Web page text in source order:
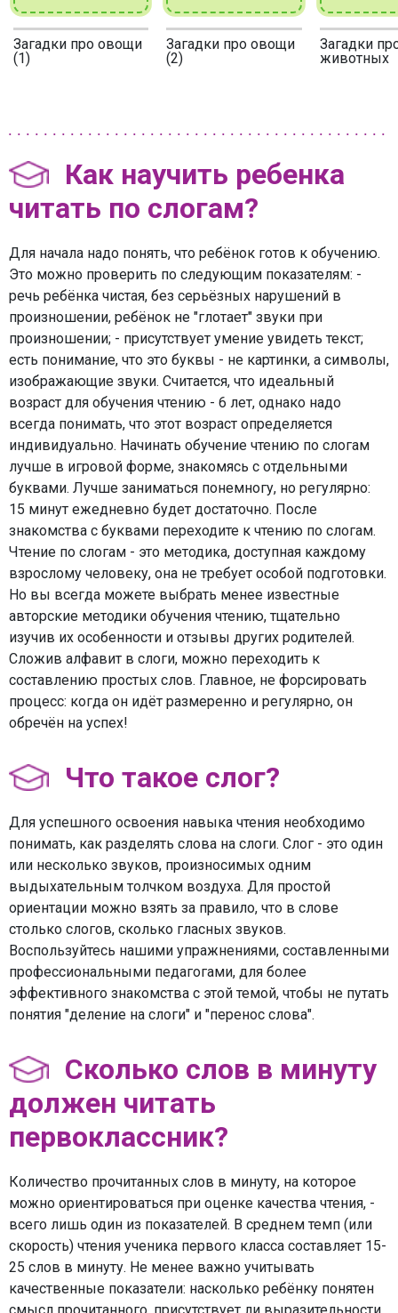
Загадки про овощи
(1)
Загадки про овощи
(2)
Загадки
животных
Как научить ребенка
читать по слогам?
Для начала надо понять, что ребёнок готов к обучению.
Это можно проверить по следующим показателям: -
речь ребёнка чистая, без серьёзных нарушений в
произношении, ребёнок не "глотает" звуки при
произношении; - присутствует умение увидеть текст;
есть понимание, что это буквы - не картинки, а символы,
изображающие звуки. Считается, что идеальный
возраст для обучения чтению - 6 лет, однако надо
всегда понимать, что этот возраст определяется
индивидуально. Начинать обучение чтению по слогам
лучше в игровой форме, знакомясь с отдельными
буквами. Лучше заниматься понемногу, но регулярно:
15 минут ежедневно будет достаточно. После
знакомства с буквами переходите к чтению по слогам.
Чтение по слогам - это методика, доступная каждому
взрослому человеку, она не требует особой подготовки.
Но вы всегда можете выбрать менее известные
авторские методики обучения чтению, тщательно
изучив их особенности и отзывы других родителей.
Сложив алфавит в слоги, можно переходить к
составлению простых слов. Главное, не форсировать
процесс: когда он идёт размеренно и регулярно, он
обречён на успех!
Что такое слог?
Для успешного освоения навыка чтения необходимо
понимать, как разделять слова на слоги. Слог - это один
или несколько звуков, произносимых одним
выдыхательным толчком воздуха. Для простой
ориентации можно взять за правило, что в слове
столько слогов, сколько гласных звуков.
Воспользуйтесь нашими упражнениями, составленными
профессиональными педагогами, для более
эффективного знакомства с этой темой, чтобы не путать
понятия "деление на слоги" и "перенос слова".
Сколько слов в минуту
должен читать
первоклассник?
Количество прочитанных слов в минуту, на которое
можно ориентироваться при оценке качества чтения, -
всего лишь один из показателей. В среднем темп (или
скорость) чтения ученика первого класса составляет 15-
25 слов в минуту. Не менее важно учитывать
качественные показатели: насколько ребёнку понятен